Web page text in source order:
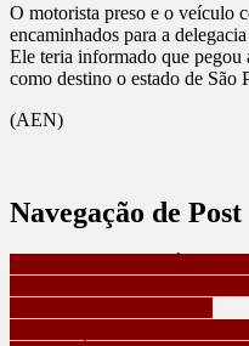
O motorista preso e o veículo
encaminhados para a
Ele teria informado que pegou
como destino o estado de São
(AEN)
Navegação de Post